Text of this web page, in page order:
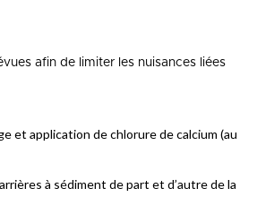
afin de limiter les nuisances liées
et application de chlorure de calcium (au
à sédiment de part et d’autre de la